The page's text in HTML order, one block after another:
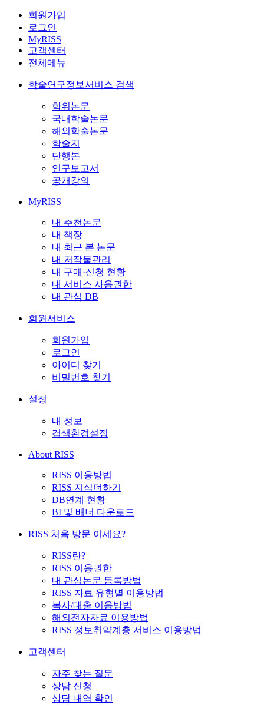
회원가입
로그인
MyRISS
고객센터
전체메뉴
학술연구정보서비스 검색
학위논문
국내학술논문
해외학술논문
학술지
단행본
연구보고서
공개강의
MyRISS
내 추천논문
내 책장
내 최근 본 논문
내 저작물관리
내 구매·신청 현황
내 서비스 사용권한
내 관심 DB
회원서비스
회원가입
로그인
아이디 찾기
비밀번호 찾기
설정
내 정보
검색환경설정
About RISS
RISS 이용방법
RISS 지식더하기
DB연계 현황
BI 및 배너 다운로드
RISS 처음 방문 이세요?
RISS란?
RISS 이용권한
내 관심논문 등록방법
RISS 자료 유형별 이용방법
복사/대출 이용방법
해외전자자료 이용방법
RISS 정보취약계층 서비스 이용방법
고객센터
자주 찾는 질문
상담 신청
상담 내역 확인